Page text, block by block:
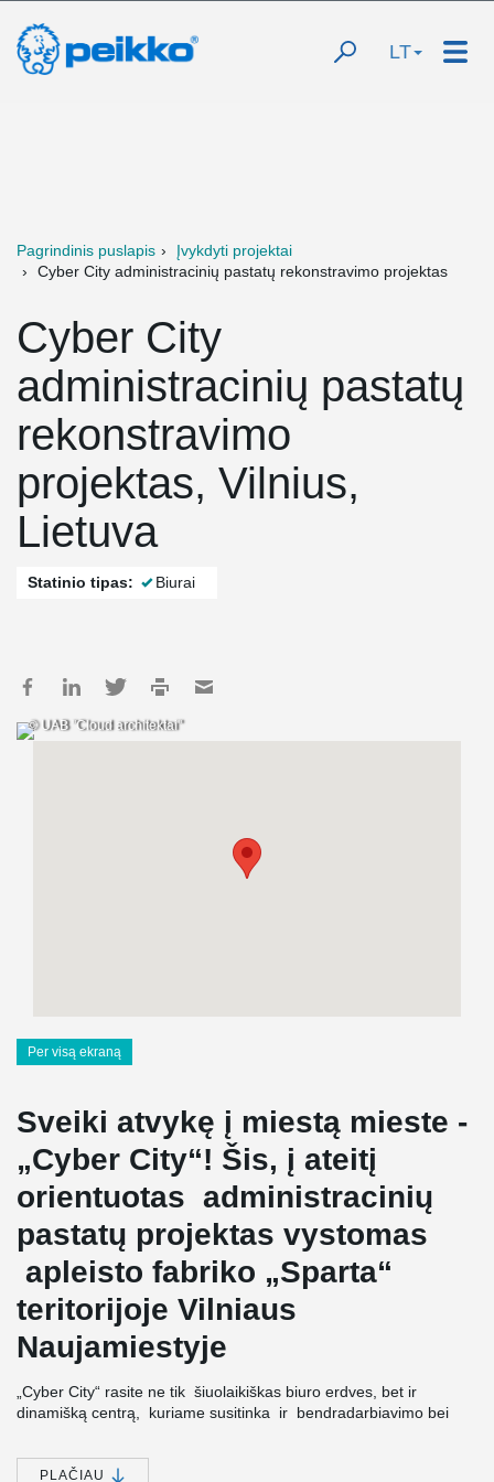
LT
Pagrindinis puslapis
Įvykdyti projektai
Cyber City administracinių pastatų rekonstravimo projektas
Cyber City
administracinių pastatų
rekonstravimo
projektas, Vilnius,
Lietuva
Statinio tipas: Biurai
© UAB "Cloud architektai"
Per visą ekraną
Sveiki atvykę į miestą mieste -
„Cyber City“! Šis, į ateitį
orientuotas administracinių
pastatų projektas vystomas
apleisto fabriko „Sparta“
teritorijoje Vilniaus
Naujamiestyje
„Cyber City“ rasite ne tik šiuolaikiškas biuro erdves, bet ir
dinamišką centrą, kuriame susitinka ir bendradarbiavimo bei
kompanijos ir jose dirbantys talentai. Planuojama investicijų suma
siekia daugiau nei 50 mln. Eur, statybų pabaiga - 2022 metų
PLAČIAU